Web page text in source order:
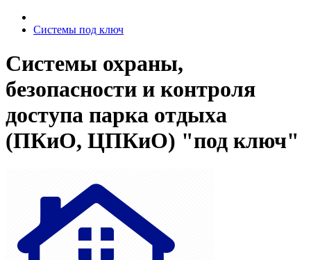
Системы под ключ
Системы охраны,
безопасности и контроля
доступа парка отдыха
(ПКиО, ЦПКиО) "под ключ"